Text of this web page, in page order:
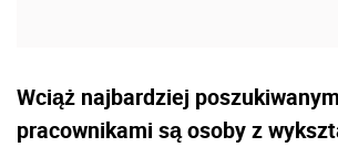
Wciąż najbardziej
pracownikami są osoby z